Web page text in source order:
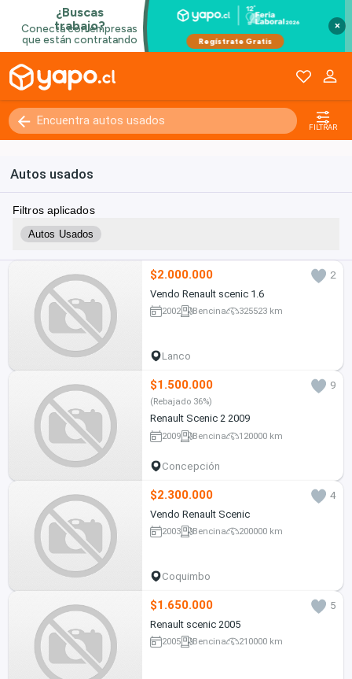
×
FILTRAR
Autos usados
Filtros aplicados
Autos Usados
$2.000.000
2
Vendo Renault scenic 1.6
2002 Bencina 325523 km
Lanco
$1.500.000 9
(Rebajado 36%)
Renault Scenic 2 2009
2009 Bencina 120000 km
Concepción
$2.300.000
4
Vendo Renault Scenic
2003 Bencina 200000 km
Coquimbo
$1.650.000
5
Renault scenic 2005
2005 Bencina 210000 km